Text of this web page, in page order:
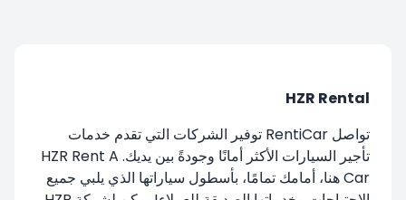
HZR Rental
تواصل RentiCar توفير الشركات التي تقدم خدمات
تأجير السيارات الأكثر أمانًا وجودةً بين يديك. HZR Rent A
Car هنا، أمامك تمامًا، بأسطول سياراتها الذي يلبي جميع